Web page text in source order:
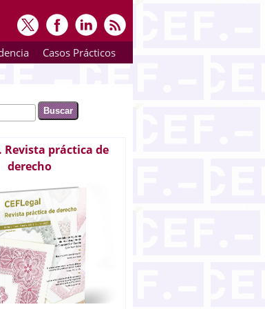
Casos Prácticos
de búsqueda
Revista práctica de
derecho